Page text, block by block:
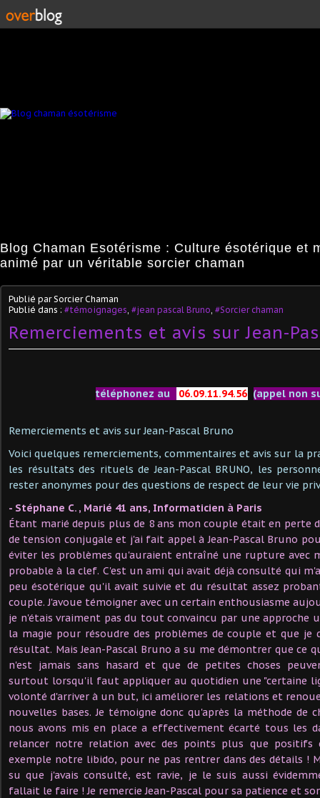
Blog Chaman Esotérisme : Culture ésotérique et
animé par un véritable sorcier chaman
Publié par Sorcier Chaman
Publié dans : #témoignages #jean pascal Bruno #Sorcier chaman
Remerciements et avis sur Jean-
téléphonez au 06.09.11.94.56 (appel non
Remerciements et avis sur Jean-Pascal Bruno
Voici quelques remerciements, commentaires et avis sur la
les résultats des rituels de Jean-Pascal BRUNO, les
rester anonymes pour des questions de respect de leur vie
- Stéphane C. , Marié 41 ans, Informaticien à Paris
Étant marié depuis plus de 8 ans mon couple était en perte
de tension conjugale et j'ai fait appel à Jean-Pascal Bruno
éviter les problèmes qu'auraient entraîné une rupture avec
probable à la clef. C'est un ami qui avait déjà consulté qui
peu ésotérique qu'il avait suivie et du résultat assez
couple. J'avoue témoigner avec un certain enthousiasme
je n'étais vraiment pas du tout convaincu par une approche
la magie pour résoudre des problèmes de couple et que je
résultat. Mais Jean-Pascal Bruno a su me démontrer que ce
n'est jamais sans hasard et que de petites choses
surtout lorsqu'il faut appliquer au quotidien une "certaine
volonté d'arriver à un but, ici améliorer les relations et
nouvelles bases. Je témoigne donc qu'après la méthode de
nous avons mis en place a effectivement écarté tous les
relancer notre relation avec des points plus que positifs
exemple notre libido, pour ne pas rentrer dans des détails !
su que j'avais consulté, est ravie, je le suis aussi
fallait le faire ! Je remercie Jean-Pascal pour sa patience et